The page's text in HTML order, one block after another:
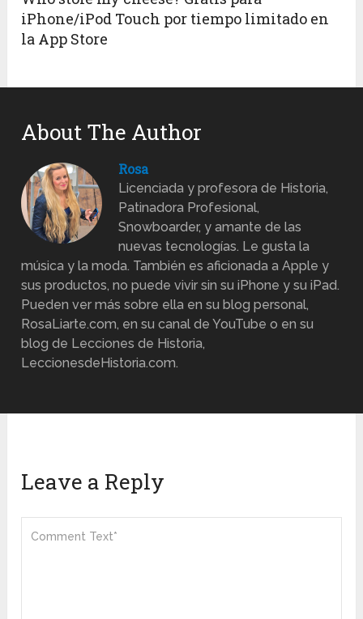
iPhone/iPod Touch por tiempo limitado en
la App Store
About The Author
Rosa
Licenciada y profesora de Historia,
Patinadora Profesional,
Snowboarder, y amante de las
nuevas tecnologías. Le gusta la
música y la moda. También es aficionada a Apple y
sus productos, no puede vivir sin su iPhone y su iPad.
Pueden ver más sobre ella en su blog personal,
RosaLiarte.com, en su canal de YouTube o en su
blog de Lecciones de Historia,
LeccionesdeHistoria.com.
Leave a Reply